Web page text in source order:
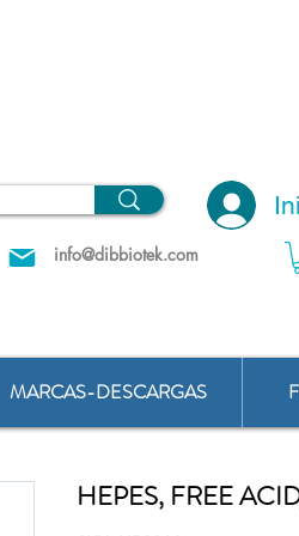
info@dibbiotek.com
MARCAS-DESCARGAS
HEPES, FREE